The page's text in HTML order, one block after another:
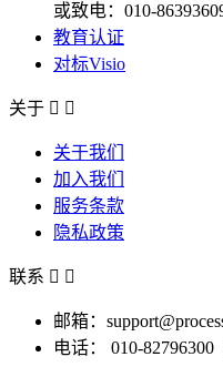
或致电：010-
教育认证
对标Visio
关于  
关于我们
加入我们
服务条款
隐私政策
联系  
邮箱：
电话：
010-82796300